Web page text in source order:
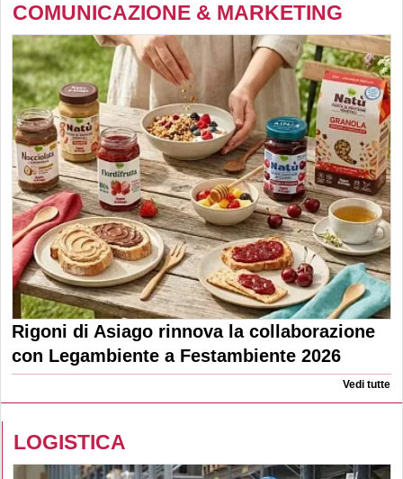
COMUNICAZIONE & MARKETING
Rigoni di Asiago rinnova la collaborazione
con Legambiente a Festambiente 2026
Vedi tutte
LOGISTICA